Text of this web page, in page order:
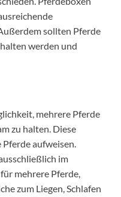
sollten Pferde
werden und
mehrere Pferde
zu halten. Diese
Pferde aufweisen.
im
mehrere Pferde,
zum Liegen, Schlafen